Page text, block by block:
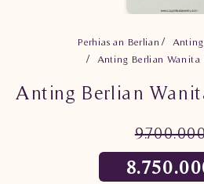
Perhiasan Berlian
Anting Berlian Wanita
Anting Berlian Wanita